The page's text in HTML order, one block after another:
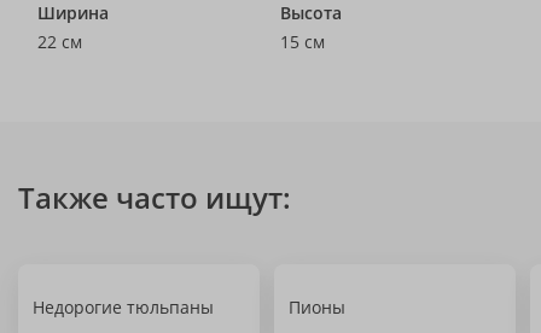
Ширина
22 см
Высота
15 см
Также часто ищут:
Недорогие тюльпаны Пионы